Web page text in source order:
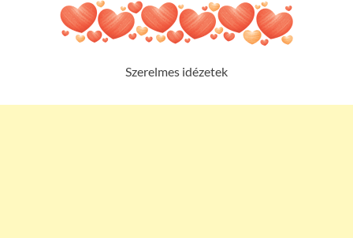
Szerelmes idézetek